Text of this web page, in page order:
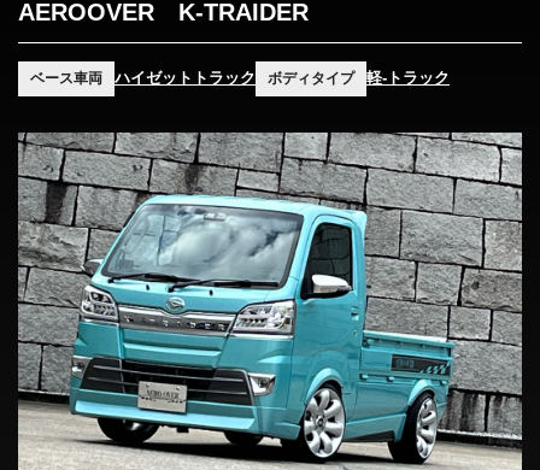
AEROOVER K-TRAIDER
ベース車両 ハイゼットトラック ボディタイプ 軽-トラック